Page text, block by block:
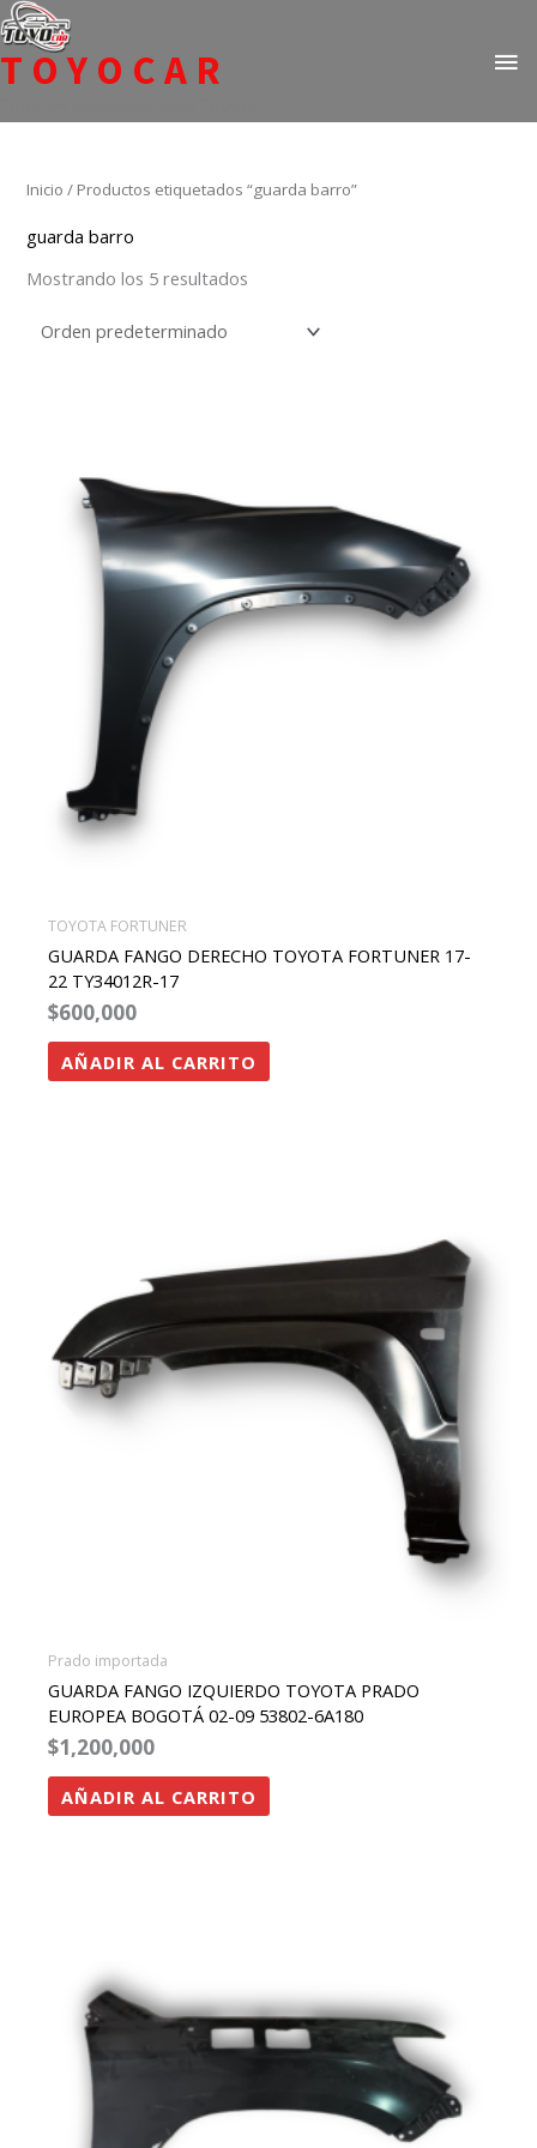
Ir
al
contenido
TOYOCAR
Inicio / Productos etiquetados “guarda barro”
guarda barro
Mostrando los 5 resultados
TOYOTA FORTUNER
GUARDA FANGO DERECHO TOYOTA FORTUNER 17-
22 TY34012R-17
$600,000
AÑADIR AL CARRITO
Prado importada
GUARDA FANGO IZQUIERDO TOYOTA PRADO
EUROPEA BOGOTÁ 02-09 53802-6A180
$1,200,000
AÑADIR AL CARRITO
múltiples
variantes.
opciones